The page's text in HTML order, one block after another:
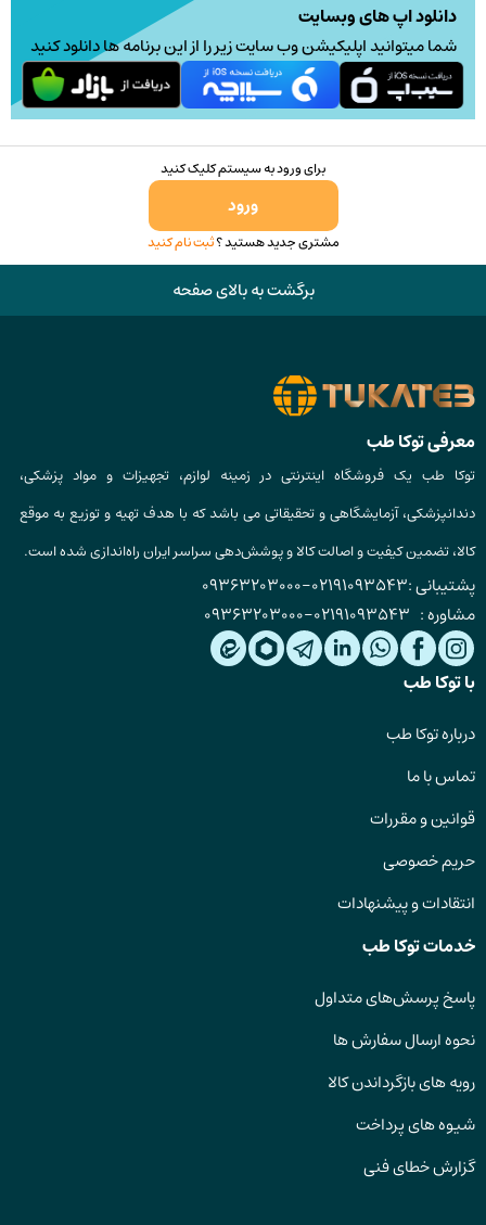
دانلود اپ های وبسایت
شما میتوانید اپلیکیشن وب سایت زیر را از این برنامه ها دانلود کنید
برای ورود به سیستم کلیک کنید
ورود
مشتری جدید هستید ؟ثبت نام کنید
برگشت به بالای صفحه
معرفی توکا طب
توکا طب یک فروشگاه اینترنتی در زمینه لوازم، تجهیزات و مواد پزشکی،
دندانپزشکی، آزمایشگاهی و تحقیقاتی می باشد که با هدف تهیه و توزیع به موقع
کالا، تضمین کیفیت و اصالت کالا و پوشش‌دهی سراسر ایران راه‌اندازی شده است.
پشتیبانی :02191093543
-
09363203000
مشاوره : 02191093543
-
09363203000
با توکا طب
درباره توکا طب
تماس با ما
قوانین و مقررات
حریم خصوصی
انتقادات و پیشنهادات
خدمات توکا طب
پاسخ پرسش‌های متداول
نحوه ارسال سفارش ها
رویه های بازگرداندن کالا
شیوه های پرداخت
گزارش خطای فنی